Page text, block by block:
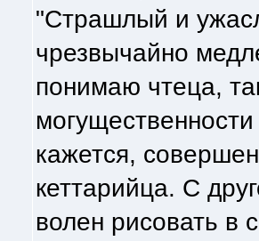
"Страшлый и
чрезвычайно
понимаю чтеца,
кажется,
кеттарийца. С
волен рисовать в